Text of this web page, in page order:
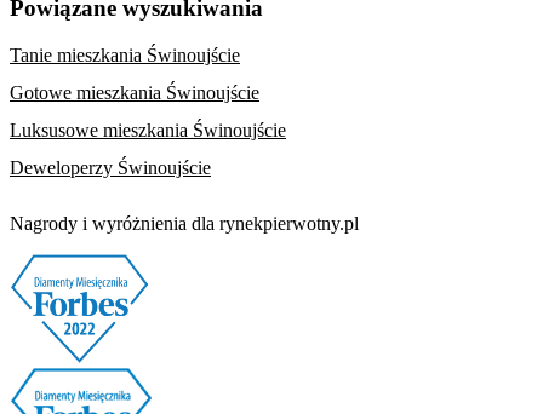
Powiązane wyszukiwania
Tanie mieszkania Świnoujście
Gotowe mieszkania Świnoujście
Luksusowe mieszkania Świnoujście
Deweloperzy Świnoujście
Nagrody i wyróżnienia dla rynekpierwotny.pl